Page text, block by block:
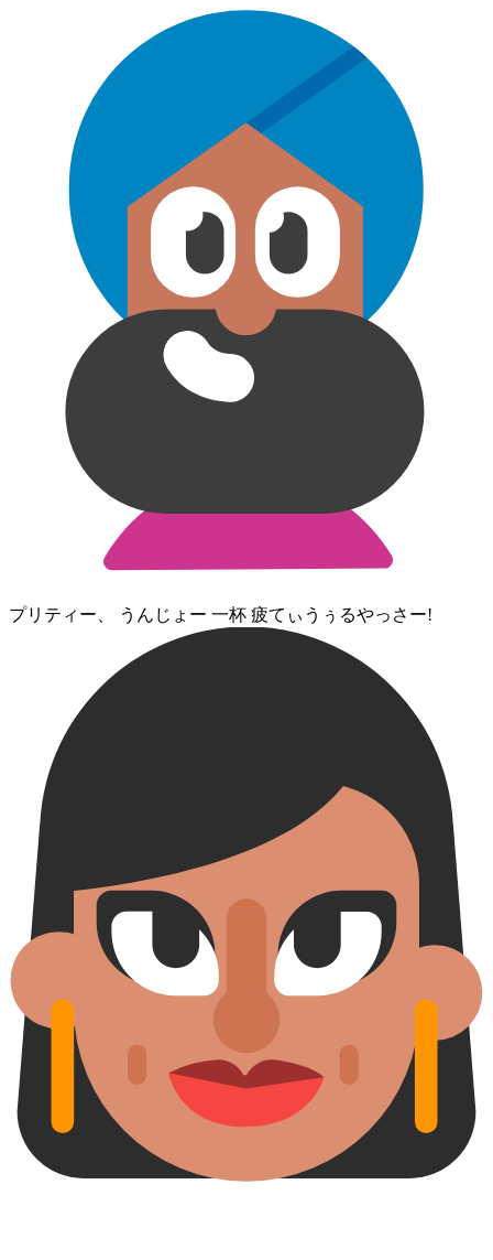
プリティー、 うんじょー 一杯 疲てぃ⁠うぅるやっさー!